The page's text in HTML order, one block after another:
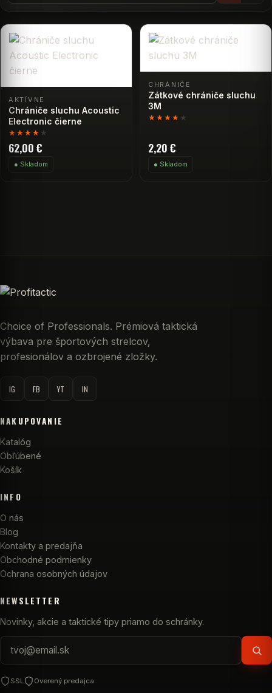
AKTÍVNE
Chrániče sluchu Acoustic
Electronic čierne
★★★★ ★
62,00€
● Skladom
DO KOŠÍKA
CHRÁNIČE
Zátkové chrániče sluchu
3M
★★★★ ★
2,20€
● Skladom
Choice of Professionals. Prémiová taktická
výbava pre športových strelcov,
profesionálov a ozbrojené zložky.
IG FB YT IN
NAKUPOVANIE
Katalóg
Obľúbené
Košík
INFO
O nás
Blog
Kontakty a predajňa
Obchodné podmienky
Ochrana osobných údajov
NEWSLETTER
Novinky, akcie a taktické tipy priamo do schránky.
SSL Overený predajca